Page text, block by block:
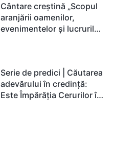
Cântare creștină „Scopul
aranjării oamenilor,
evenimentelor și lucrurilor
Serie de predici | Căutarea
adevărului în credință:
Este Împărăția Cerurilor în